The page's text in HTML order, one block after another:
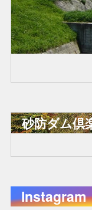
砂防ダム倶
Instagram